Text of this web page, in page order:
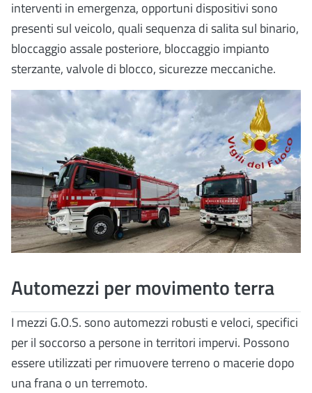
interventi in emergenza, opportuni dispositivi sono
presenti sul veicolo, quali sequenza di salita sul binario,
bloccaggio assale posteriore, bloccaggio impianto
sterzante, valvole di blocco, sicurezze meccaniche.
Automezzi per movimento terra
I mezzi G.O.S. sono automezzi robusti e veloci, specifici
per il soccorso a persone in territori impervi. Possono
essere utilizzati per rimuovere terreno o macerie dopo
una frana o un terremoto.